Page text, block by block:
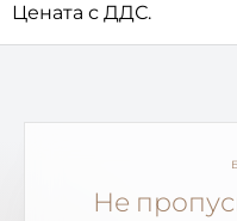
Цената с ДДС.
Не